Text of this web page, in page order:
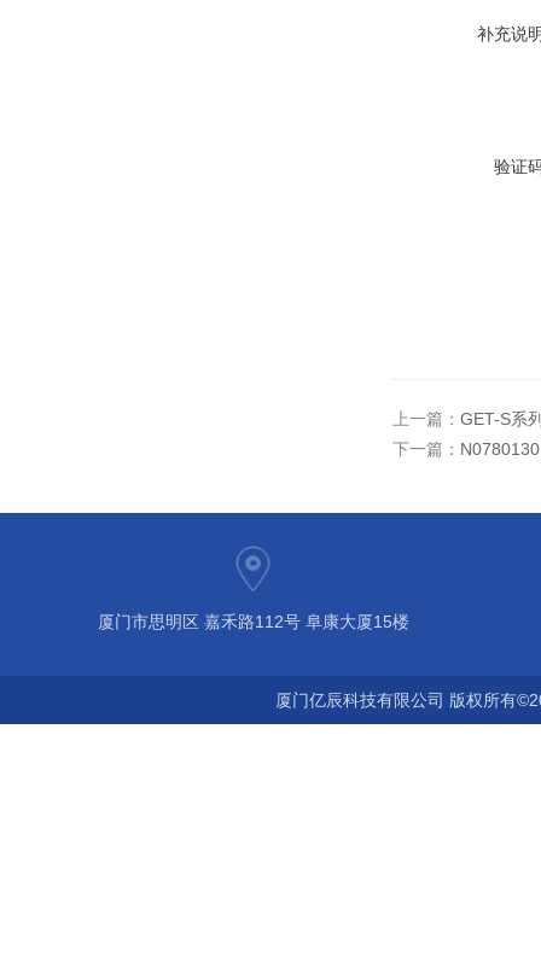
补充说
验证
上一篇： GET-S系
下一篇：
厦门市思明区 嘉禾路112号 阜康大厦15楼
厦门亿辰科技有限公司 版权所有